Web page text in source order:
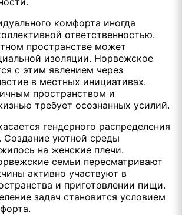
комфорта иногда
ответственностью.
пространстве может
изоляции. Норвежское
с этим явлением через
в местных инициативах.
пространством и
требует осознанных усилий.
гендерного распределения
Создание уютной среды
на женские плечи.
семьи пересматривают
активно участвуют в
и приготовлении пищи.
задач становится условием